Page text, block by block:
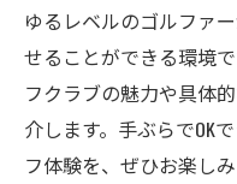
ゆるレベルのゴルファ
せることができる環境
フクラブの魅力や具体
介します。手ぶらでOK
フ体験を、ぜひお楽しみ